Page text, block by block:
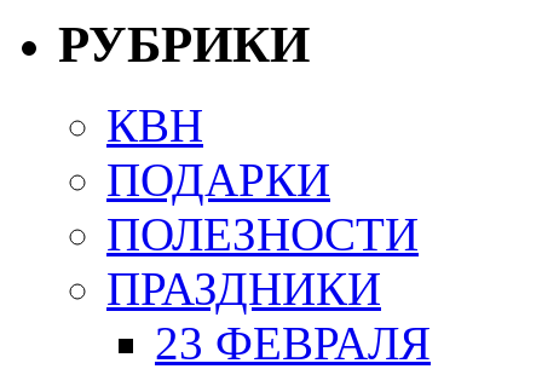
РУБРИКИ
КВН
ПОДАРКИ
ПОЛЕЗНОСТИ
ПРАЗДНИКИ
23 ФЕВРАЛЯ